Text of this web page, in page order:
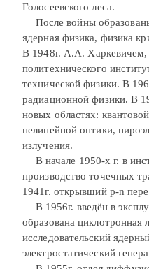
Голосеевского леса.
После войны
ядерная физика, физика
В 1948г. А.А. Харкевичем,
политехнического
технической физики. В
радиационной физики. В
новых областях:
нелинейной оптики,
излучения.
В начале 1950-х г. в
производство точечных
1941г. открывший p-n
В 1956г. введён в
образована циклотронная
исследовательский
электростатический